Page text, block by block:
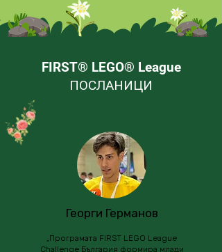
FIRST® LEGO® League
ПОСЛАНИЦИ
Георги Германов
„Програмата FIRST LEGO League
Challenge България формира млади